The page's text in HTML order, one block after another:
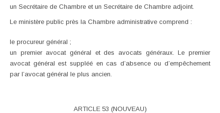
un Secrétaire de Chambre et un Secrétaire de Chambre adjoint.
Le ministère public près la Chambre administrative comprend :
le procureur général ;
un premier avocat général et des avocats généraux. Le premier
avocat général est suppléé en cas d’absence ou d’empêchement
par l’avocat général le plus ancien.
ARTICLE 53 (NOUVEAU)